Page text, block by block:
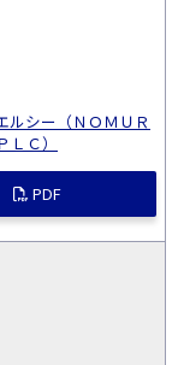
シー（ＮＯＭＵＲ
Ｃ）
PDF